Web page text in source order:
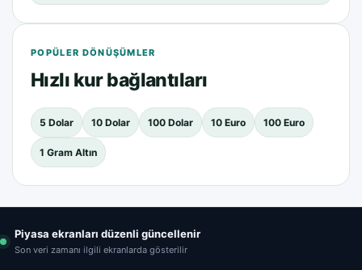
POPÜLER DÖNÜŞÜMLER
Hızlı kur bağlantıları
5 Dolar 10 Dolar 100 Dolar 10 Euro 100 Euro
1 Gram Altın
Piyasa ekranları düzenli güncellenir
Son veri zamanı ilgili ekranlarda gösterilir